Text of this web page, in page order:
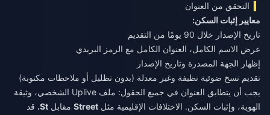
التحقق من العنوان
معايير إثبات السكن:
تاريخ الإصدار خلال 90 يومًا من التقديم
عرض الاسم الكامل، العنوان الكامل مع الرمز البريدي
إظهار الجهة المصدرة وتاريخ الإصدار
تقديم نسخ ضوئية نظيفة وغير معدلة (بدون تظليل أو ملاحظات مكتوبة)
يجب أن يتطابق العنوان في جميع الحقول: ملف Uplive الشخصي، وثيقة
الهوية، وإثبات السكن. الاختلافات الإقليمية مثل Street مقابل St. قد